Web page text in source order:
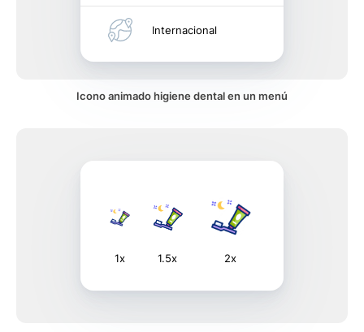
Internacional
Icono animado higiene dental en un menú
1x 1.5x 2x